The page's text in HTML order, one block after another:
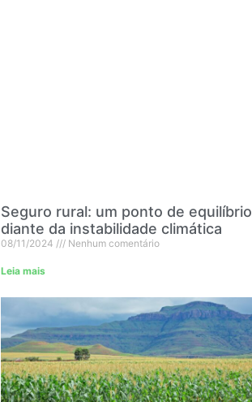
Seguro rural: um ponto de equilíbrio
diante da instabilidade climática
08/11/2024 Nenhum comentário
Leia mais